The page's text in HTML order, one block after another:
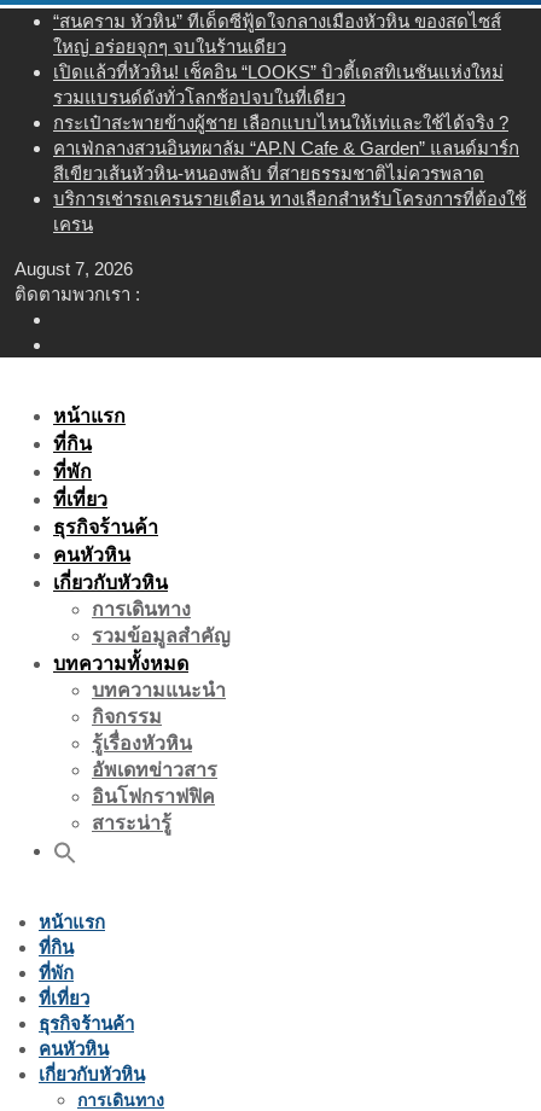
content
“สนคราม หัวหิน” ทีเด็ดซีฟู้ดใจกลางเมืองหัวหิน ของสดไซส์
ใหญ่ อร่อยจุกๆ จบในร้านเดียว
เปิดแล้วที่หัวหิน! เช็คอิน “LOOKS” บิวตี้เดสทิเนชันแห่งใหม่
รวมแบรนด์ดังทั่วโลกช้อปจบในที่เดียว
กระเป๋าสะพายข้างผู้ชาย เลือกแบบไหนให้เท่และใช้ได้จริง ?
คาเฟ่กลางสวนอินทผาลัม “AP.N Cafe & Garden” แลนด์มาร์ก
สีเขียวเส้นหัวหิน-หนองพลับ ที่สายธรรมชาติไม่ควรพลาด
บริการเช่ารถเครนรายเดือน ทางเลือกสำหรับโครงการที่ต้องใช้
เครน
August 7, 2026
ติดตามพวกเรา :
หน้าแรก
ที่กิน
ที่พัก
ที่เที่ยว
ธุรกิจร้านค้า
คนหัวหิน
เกี่ยวกับหัวหิน
การเดินทาง
รวมข้อมูลสำคัญ
บทความทั้งหมด
บทความแนะนำ
กิจกรรม
รู้เรื่องหัวหิน
อัพเดทข่าวสาร
อินโฟกราฟฟิค
สาระน่ารู้
หน้าแรก
ที่กิน
ที่พัก
ที่เที่ยว
ธุรกิจร้านค้า
คนหัวหิน
เกี่ยวกับหัวหิน
การเดินทาง